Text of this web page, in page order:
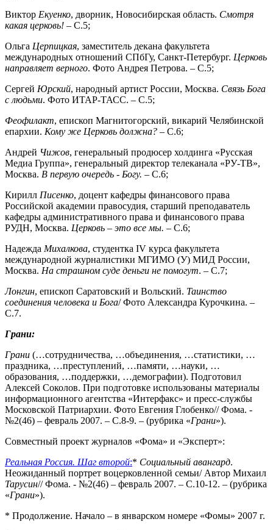
Виктор Екуенко, дворник, Новосибирская область. Смотря
какая церковь! – С.5;
Ольга Церпицкая, заместитель декана факультета
международных отношений СПбГу, Санкт-Петербург. Церковь
направляет верного. Фото Андрея Петрова. – С.5;
Сергей Юрский, народный артист России, Москва. Связь Бога
с людьми. Фото ИТАР-ТАСС. – С.5;
Феофилакт, епископ Магнитогорский, викарий Челябинской
епархии. Кому же Церковь должна? – С.6;
Андрей Чижов, генеральный продюсер холдинга «Русская
Медиа Группа», генеральный директор телеканала «РУ-ТВ»,
Москва. В первую очередь - Богу. – С.6;
Кирилл Писенко, доцент кафедры финансового права
Российской академии правосудия, старший преподаватель
кафедры административного права и финансового права
РУДН, Москва. Церковь – это все мы. – С.6;
Надежда Михалкова, студентка IV курса факультета
международной журналистики МГИМО (У) МИД России,
Москва. На страшном суде деньги не помогут. – С.7;
Лонгин, епископ Саратовский и Вольский. Таинство
соединения человека и Бога/ Фото Александра Курочкина. –
С.7.
Грани:
Грани (…сотрудничества, …объединения, …статистики, …
праздника, …преступлений, …памяти, …науки, …
образования, …поддержки, …демографии). Подготовил
Алексей Соколов. При подготовке использованы материалы
информационного агентства «Интерфакс» и пресс-службы
Московской Патриархии. Фото Евгения Глобенко// Фома. -
№2(46) – февраль 2007. – С.8-9. – (рубрика «Грани»).
Совместный проект журналов «Фома» и «Эксперт»:
Реальная Россия. Шаг второй:* Социальный авангард.
Неожиданный портрет воцерковленной семьи/ Автор Михаил
Тарусин// Фома. - №2(46) – февраль 2007. – С.10-12. – (рубрика
«Грани»).
* Продолжение. Начало – в январском номере «Фомы» 2007 г.